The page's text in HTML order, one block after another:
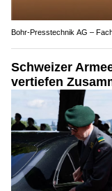
Bohr-Presstechnik AG –
Schweizer
vertiefen